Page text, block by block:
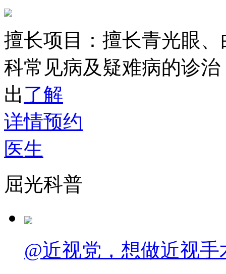
擅长项目： 擅长青光眼
科常见病及疑难病的诊
出 了解
详情预约
医生
屈光科普
@近视党，想做近视